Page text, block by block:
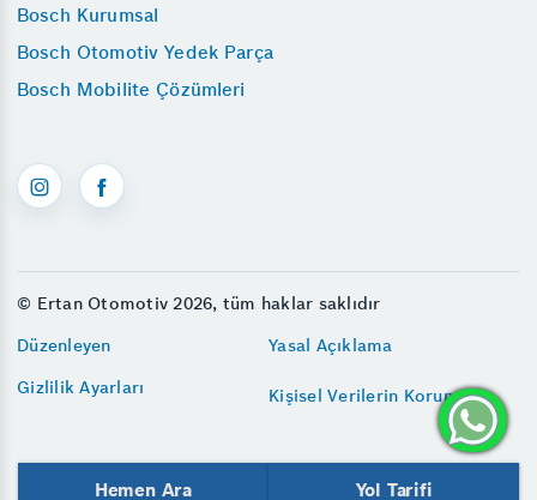
Bosch Kurumsal
Bosch Otomotiv Yedek Parça
Bosch Mobilite Çözümleri
© Ertan Otomotiv 2026, tüm haklar saklıdır
Düzenleyen
Yasal Açıklama
Gizlilik Ayarları
Kişisel Verilerin Korunması
Hemen Ara Yol Tarifi